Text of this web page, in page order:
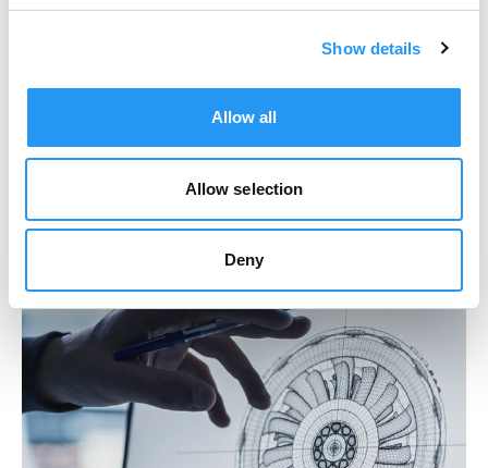
Show details
Allow all
Allow selection
Deny
Zertifizierung steigert PartSpace AI die Effizienz,
Transparenz und Prozesssicherheit in der gesamten
UNSERE LÖSUNG